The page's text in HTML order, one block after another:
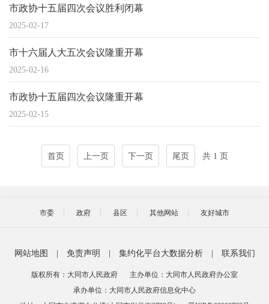
市政协十五届四次会议胜利闭幕
2025-02-17
市十六届人大五次会议隆重开幕
2025-02-16
市政协十五届四次会议隆重开幕
2025-02-15
首页 上一页 下一页 尾页 共 1 页
市委 政府 县区 其他网站 友好城市
网站地图 免责声明 集约化平台大数据分析 联系我们
版权所有：大同市人民政府
主办单位：大同市人民政府办公室
承办单位：大同市人民政府信息化中心